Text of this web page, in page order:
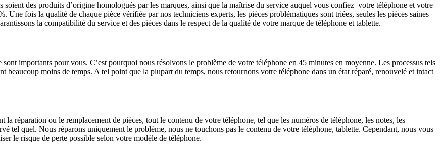
soient des produits d’origine homologués par les marques, ainsi que la maîtrise du service auquel vous confiez votre téléphone et votre
Une fois la qualité de chaque pièce vérifiée par nos techniciens experts, les pièces problématiques sont triées, seules les pièces saines
la compatibilité du service et des pièces dans le respect de la qualité de votre marque de téléphone et tablette.
importants pour vous. C’est pourquoi nous résolvons le problème de votre téléphone en 45 minutes en moyenne. Les processus tels
beaucoup moins de temps. A tel point que la plupart du temps, nous retournons votre téléphone dans un état réparé, renouvelé et intact
réparation ou le remplacement de pièces, tout le contenu de votre téléphone, tel que les numéros de téléphone, les notes, les
tel quel. Nous réparons uniquement le problème, nous ne touchons pas le contenu de votre téléphone, tablette. Cependant, nous vous
le risque de perte possible selon votre modèle de téléphone.